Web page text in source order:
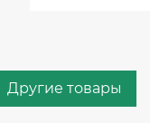
Другие товары